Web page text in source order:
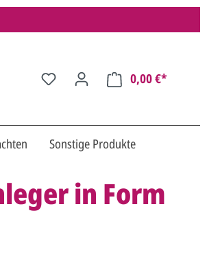
0,00 €*
Sonstige Produkte
in Form